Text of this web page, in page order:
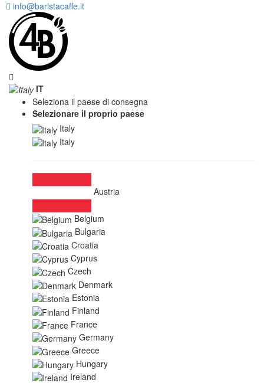
info@baristacaffe.it
IT
Seleziona il paese di consegna
Selezionare il proprio paese
Italy
Italy
Austria
Belgium
Bulgaria
Croatia
Cyprus
Czech
Denmark
Estonia
Finland
France
Germany
Greece
Hungary
Ireland